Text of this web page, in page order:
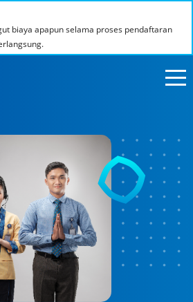
biaya apapun selama proses pendaftaran